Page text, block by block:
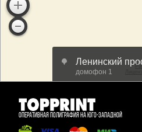
ОПЕРАТИВНАЯ ПОЛИГРАФИЯ НА ЮГО-ЗАПАДНОЙ